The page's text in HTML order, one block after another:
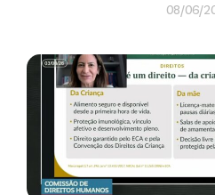
08/06/